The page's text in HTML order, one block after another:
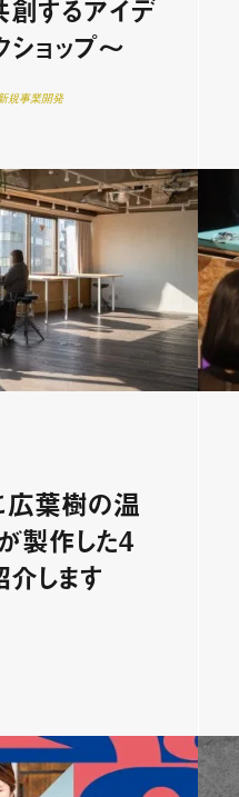
創するアイデ
ショップ〜
規事業開発
広葉樹の温
製作した4
します